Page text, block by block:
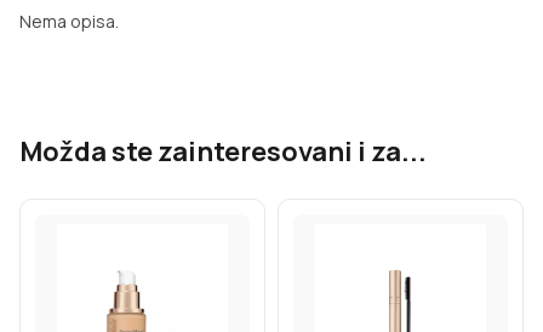
Nema opisa.
Možda ste zainteresovani i za...